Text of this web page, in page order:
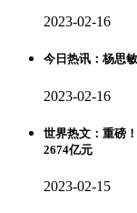
2023-02-16
今日热讯：杨思
2023-02-16
世界热文：重磅
2674亿元
2023-02-15